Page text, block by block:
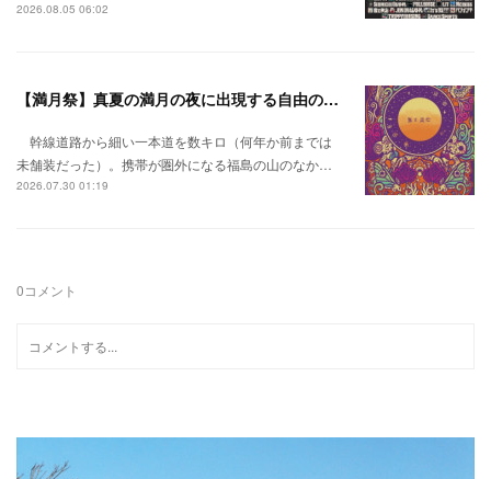
2026.08.05 06:02
【満月祭】真夏の満月の夜に出現する自由の桃源郷。
幹線道路から細い一本道を数キロ（何年か前までは
未舗装だった）。携帯が圏外になる福島の山のなか…
2026.07.30 01:19
0コメント